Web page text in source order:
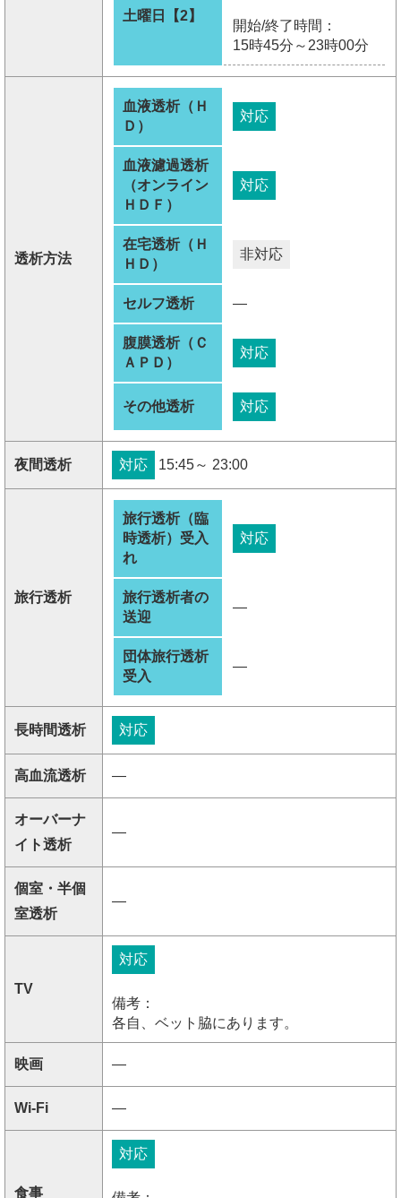
土曜日【2】
開始/終了時間：
15時45分～23時00分
透析方法
血液透析（Ｈ
Ｄ）
対応
血液濾過透析
（オンライン
ＨＤＦ）
対応
在宅透析（Ｈ
ＨＤ）
非対応
セルフ透析 ―
腹膜透析（Ｃ
ＡＰＤ）
対応
その他透析 対応
夜間透析 対応 15:45～ 23:00
旅行透析
旅行透析（臨
時透析）受入
れ
対応
旅行透析者の
送迎
―
団体旅行透析
受入
―
長時間透析 対応
高血流透析 ―
オーバーナ
イト透析
―
個室・半個
室透析
―
TV
対応
備考：
各自、ベット脇にあります。
映画 ―
Wi-Fi ―
食事
対応